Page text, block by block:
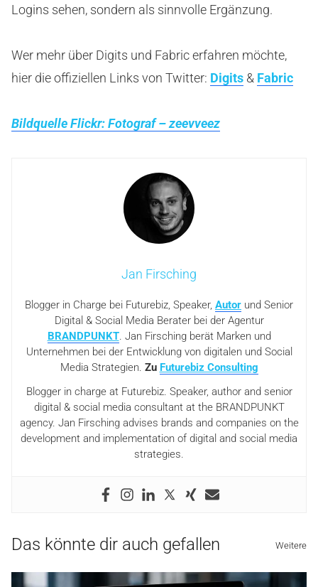
Logins sehen, sondern als sinnvolle Ergänzung.
Wer mehr über Digits und Fabric erfahren möchte,
hier die offiziellen Links von Twitter: Digits & Fabric
Bildquelle Flickr: Fotograf – zeevveez
Jan Firsching
Blogger in Charge bei Futurebiz, Speaker, Autor und Senior
Digital & Social Media Berater bei der Agentur
BRANDPUNKT. Jan Firsching berät Marken und
Unternehmen bei der Entwicklung von digitalen und Social
Media Strategien. Zu Futurebiz Consulting
Blogger in charge at Futurebiz. Speaker, author and senior
digital & social media consultant at the BRANDPUNKT
agency. Jan Firsching advises brands and companies on the
development and implementation of digital and social media
strategies.
Das könnte dir auch gefallen Weitere